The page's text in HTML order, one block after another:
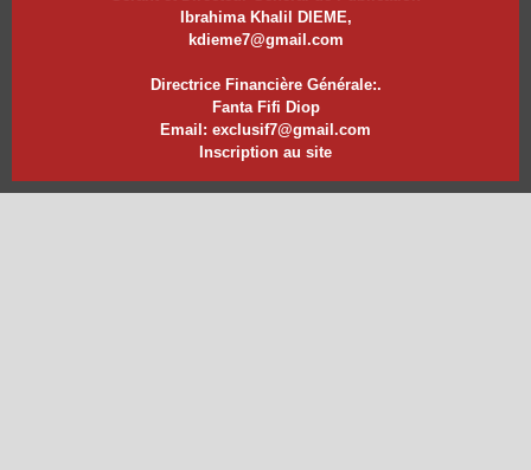
Ibrahima Khalil DIEME,
kdieme7@gmail.com
Directrice Financière Générale:.
Fanta Fifi Diop
Email: exclusif7@gmail.com
Inscription au site